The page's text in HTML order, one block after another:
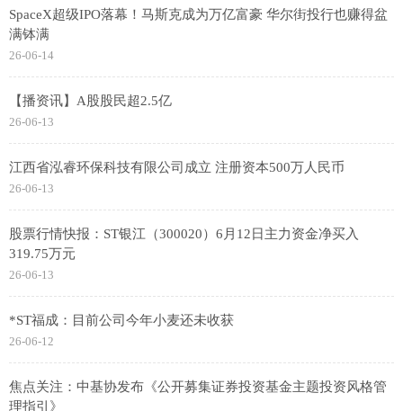
SpaceX超级IPO落幕！马斯克成为万亿富豪 华尔街投行也赚得盆
满钵满
26-06-14
【播资讯】A股股民超2.5亿
26-06-13
江西省泓睿环保科技有限公司成立 注册资本500万人民币
26-06-13
股票行情快报：ST银江（300020）6月12日主力资金净买入
319.75万元
26-06-13
*ST福成：目前公司今年小麦还未收获
26-06-12
焦点关注：中基协发布《公开募集证券投资基金主题投资风格管
理指引》